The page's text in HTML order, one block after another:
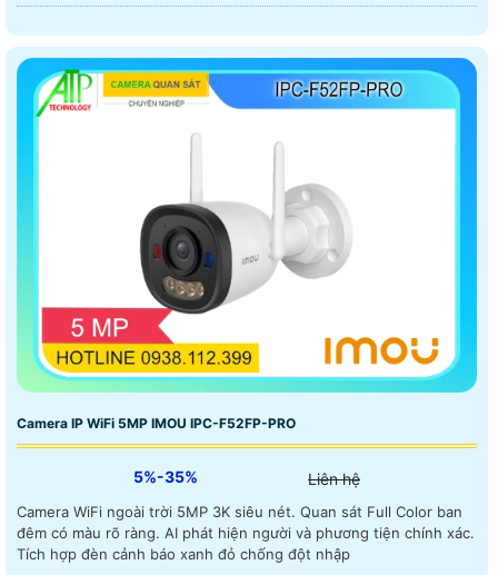
Camera IP WiFi 5MP IMOU IPC-F52FP-PRO
5%-35% Liên hệ
Camera WiFi ngoài trời 5MP 3K siêu nét. Quan sát Full Color ban
đêm có màu rõ ràng. AI phát hiện người và phương tiện chính xác.
Tích hợp đèn cảnh báo xanh đỏ chống đột nhập